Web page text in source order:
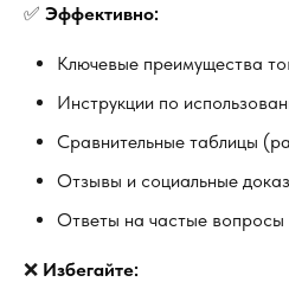
✅ Эффективно:
Ключевые преимущества
Инструкции по
Сравнительные таблицы
Отзывы и социальные
Ответы на частые вопросы
❌ Избегайте: